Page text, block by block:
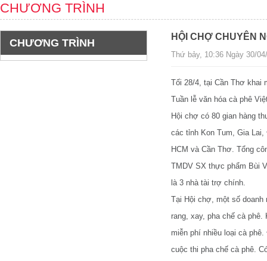
CHƯƠNG TRÌNH
CHƯƠNG TRÌNH
HỘI CHỢ CHUYÊN
Thứ bảy, 10:36 Ngày 30/
Tối 28/4, tại Cần Thơ khai
Tuần lễ văn hóa cà phê
Hội chợ có 80 gian hàng
các tỉnh Kon Tum, Gia
HCM và Cần Thơ. Tổng
TMDV SX thực phẩm Bùi
là 3 nhà tài trợ chính.
Tại Hội chợ, một số doanh
rang, xay, pha chế cà
miễn phí nhiều loại cà
cuộc thi pha chế cà phê.